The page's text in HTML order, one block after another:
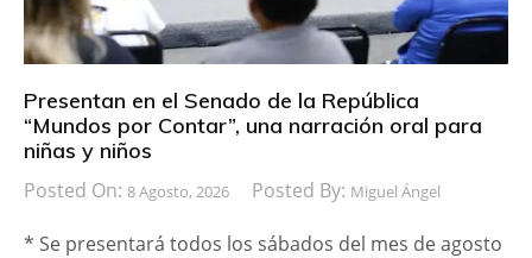
Presentan en el Senado de la República
“Mundos por Contar”, una narración oral para
niñas y niños
Posted On: 8 Agosto, 2026 Posted By: Miguel Ángel
* Se presentará todos los sábados del mes de agosto